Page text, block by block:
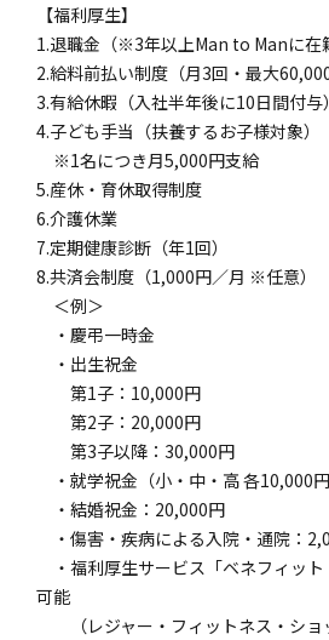
【福利厚生】
1.退職金（※3年以上Man to Manに在
2.給料前払い制度（月3回・最大60,000
3.有給休暇（入社半年後に10日間付与）
4.子ども手当（扶養するお子様対象）
※1名につき月5,000円支給
5.産休・育休取得制度
6.介護休業
7.定期健康診断（年1回）
8.共済会制度（1,000円／月 ※任意）
＜例＞
・慶弔一時金
・出生祝金
第1子：10,000円
第2子：20,000円
第3子以降：30,000円
・就学祝金（小・中・高 各10,000円
・結婚祝金：20,000円
・傷害・疾病による入院・通院：
・福利厚生サービス「ベネフィッ
可能
（レジャー・フィットネス・ショ